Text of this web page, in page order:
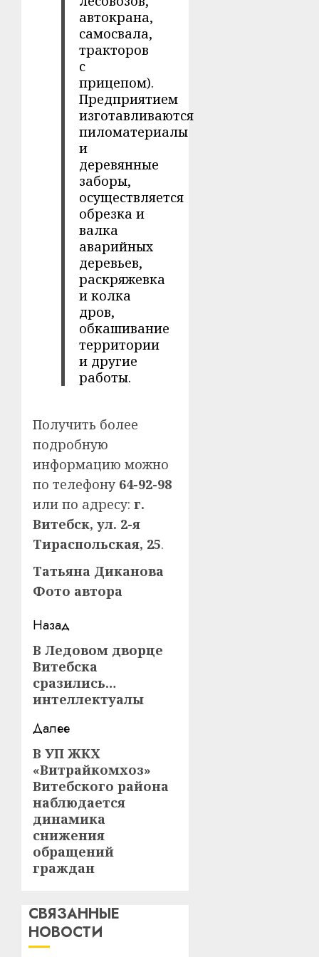
автокрана,
самосвала,
тракторов
с
прицепом).
Предприятием
изготавливаются
пиломатериалы
и
деревянные
заборы,
осуществляется
обрезка и
валка
аварийных
деревьев,
раскряжевка
и колка
дров,
обкашивание
территории
и другие
работы.
Получить более
подробную
информацию можно
по телефону 64-92-98
или по адресу: г.
Витебск, ул. 2-я
Тираспольская, 25.
Татьяна Диканова
Фото автора
Навигация
записи
Назад
Предыдущая
запись:
В Ледовом дворце
Витебска
сразились…
интеллектуалы
Далее
Следующая
запись:
В УП ЖКХ
«Витрайкомхоз»
Витебского района
наблюдается
динамика
снижения
обращений
граждан
СВЯЗАННЫЕ
НОВОСТИ